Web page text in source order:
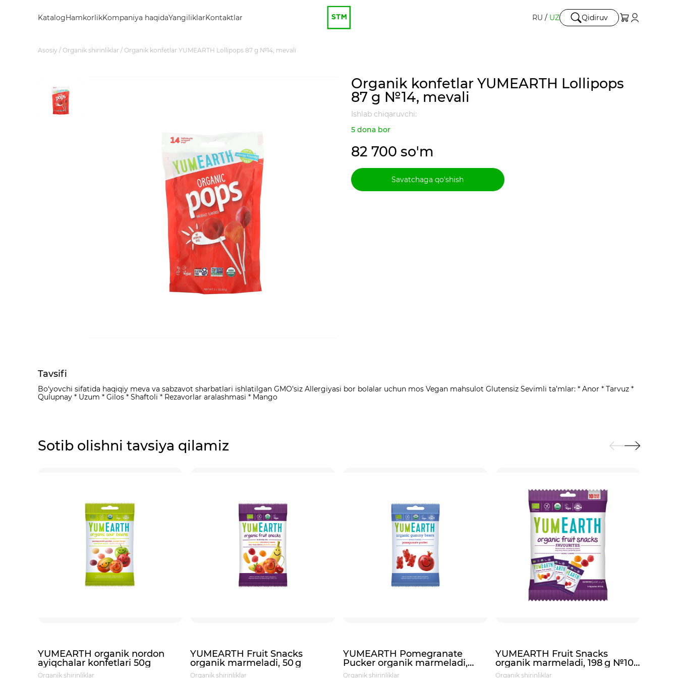
KatalogHamkorlikKompaniya haqidaYangiliklarKontaktlar RU / UZ Qidiruv
Asosiy Organik shirinliklar Organik konfetlar YUMEARTH Lollipops 87 g №14, mevali
Organik konfetlar YUMEARTH Lollipops
87 g №14, mevali
Ishlab chiqaruvchi:
5 dona bor
82 700 so'm
Savatchaga qo‘shish
Tavsifi
Bo‘yovchi sifatida haqiqiy meva va sabzavot sharbatlari ishlatilgan GMO’siz Allergiyasi bor bolalar uchun mos Vegan mahsulot Glutensiz Sevimli ta’mlar: * Anor * Tarvuz *
Qulupnay * Uzum * Gilos * Shaftoli * Rezavorlar aralashmasi * Mango
Sotib olishni tavsiya qilamiz
YUMEARTH organik nordon
ayiqchalar konfetlari 50g
Organik shirinliklar
YUMEARTH Fruit Snacks
organik marmeladi, 50 g
Organik shirinliklar
YUMEARTH Pomegranate
Pucker organik marmeladi,
50 g
Organik shirinliklar
YUMEARTH Fruit Snacks
organik marmeladi, 198 g №10
(10 dona mini qadoq)
Organik shirinliklar